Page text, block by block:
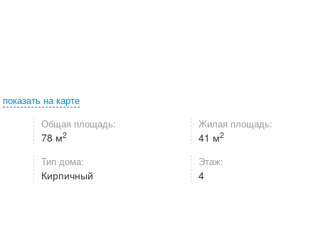
показать на карте
Общая площадь:
78 м2
Жилая площадь:
41 м2
Тип дома:
Кирпичный
Этаж:
4